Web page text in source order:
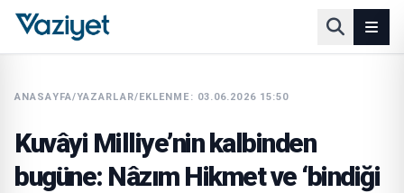
ANASAYFA/YAZARLAR/EKLENME: 03.06.2026 15:50
Kuvâyi Milliye’nin kalbinden
bugüne: Nâzım Hikmet ve ‘bindiği